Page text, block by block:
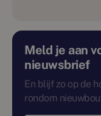
Meld je aan
nieuwsbrief
En blijf zo op de
rondom